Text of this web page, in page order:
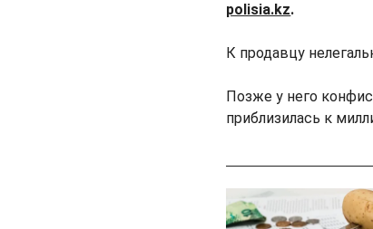
polisia.kz.
К продавцу
Позже у него
приблизилась к